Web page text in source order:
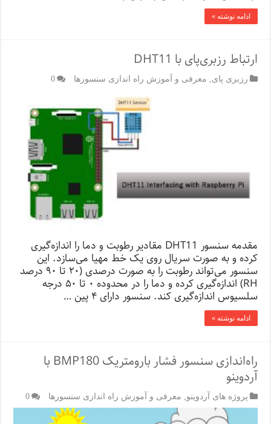
ادامه نوشته »
ارتباط رزبری‌پای با DHT11
رزبری پای معرفی و آموزش راه اندازی سنسورها 0
مقدمه سنسور DHT11 مقادیر رطوبت و دما را اندازه‌گیری
کرده و به صورت سریال روی یک خط مهیا می‌سازد. این
سنسور می‌تواند رطوبت را به صورت درصدی (۲۰ تا ۹۰ درصد
RH) اندازه‌گیری کرده و دما را در محدوده ۰ تا ۵۰ درجه
سلسیوس اندازه‌گیری کند. سنسور دارای ۴ پین …
ادامه نوشته »
راه‌اندازی سنسور فشار بارومتریک BMP180 با
آردوینو
پروژه های آردوینو معرفی و آموزش راه اندازی سنسورها 0